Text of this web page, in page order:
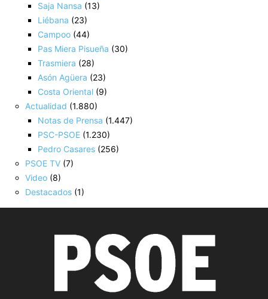
Saja Nansa (13)
Liébana (23)
Campoo (44)
Pas Miera Pisueña (30)
Trasmiera (28)
Asón Agüera (23)
Costa Oriental (9)
Actualidad (1.880)
Notas de Prensa (1.447)
PSC-PSOE (1.230)
Pedro Casares (256)
PSOE TV (7)
Video (8)
Destacados (1)